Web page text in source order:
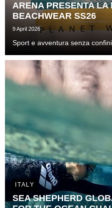
ARENA PRESENTA LA
BEACHWEAR SS26
9 April 2026
Sport e avventura senza
ITALY
SEA SHEPHERD